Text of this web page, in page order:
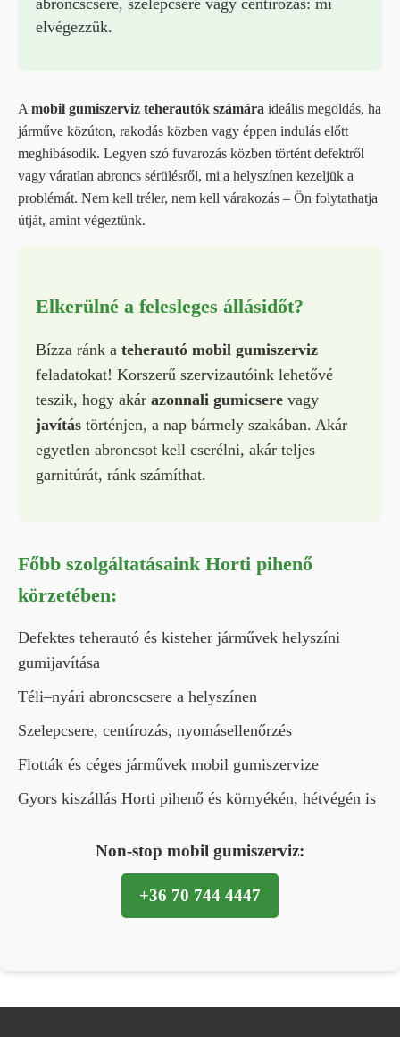
elvégezzük.
A mobil gumiszerviz teherautók számára ideális megoldás, ha
járműve közúton, rakodás közben vagy éppen indulás előtt
meghibásodik. Legyen szó fuvarozás közben történt defektről
vagy váratlan abroncs sérülésről, mi a helyszínen kezeljük a
problémát. Nem kell tréler, nem kell várakozás – Ön folytathatja
útját, amint végeztünk.
Elkerülné a felesleges állásidőt?
Bízza ránk a teherautó mobil gumiszerviz
feladatokat! Korszerű szervizautóink lehetővé
teszik, hogy akár azonnali gumicsere vagy
javítás történjen, a nap bármely szakában. Akár
egyetlen abroncsot kell cserélni, akár teljes
garnitúrát, ránk számíthat.
Főbb szolgáltatásaink Horti pihenő
körzetében:
Defektes teherautó és kisteher járművek helyszíni
gumijavítása
Téli–nyári abroncscsere a helyszínen
Szelepcsere, centírozás, nyomásellenőrzés
Flották és céges járművek mobil gumiszervize
Gyors kiszállás Horti pihenő és környékén, hétvégén is
Non-stop mobil gumiszerviz:
+36 70 744 4447